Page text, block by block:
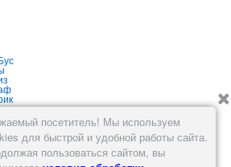
льн
ого
кам
ня
52-
55
посетитель! Мы используем
для быстрой и удобной работы сайта.
пользоваться сайтом, вы